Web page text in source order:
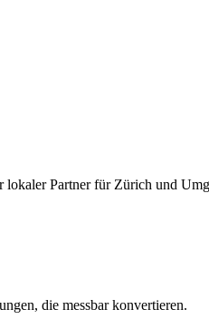
lokaler Partner für Zürich und
die messbar konvertieren.